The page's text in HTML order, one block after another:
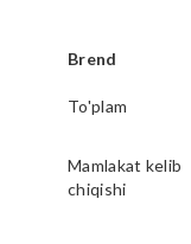
Brend
To'plam
Mamlakat kelib
chiqishi